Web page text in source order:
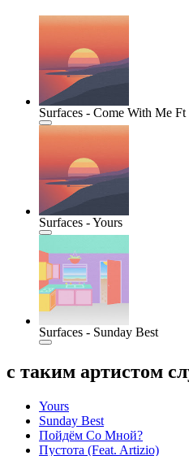
Surfaces - Come With Me Ft
Surfaces - Yours
Surfaces - Sunday Best
с таким артистом
Yours
Sunday Best
Пойдём Со Мной?
Пустота (Feat. Artizio)